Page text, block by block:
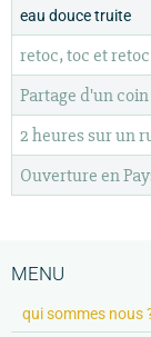
eau douce truite
retoc, toc et retoc
Partage d'un
2 heures sur un
Ouverture en
MENU
qui sommes nous